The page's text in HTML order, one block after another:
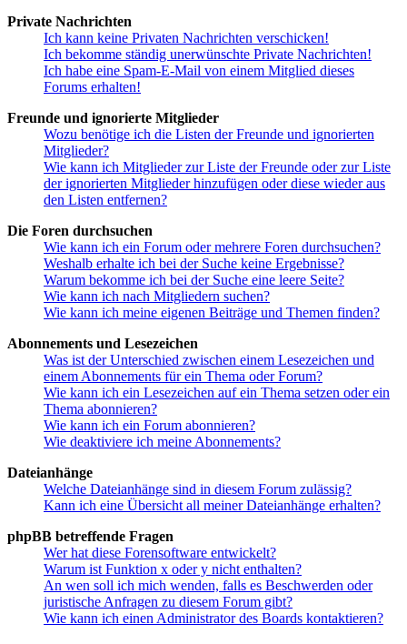
Private Nachrichten
Ich kann keine Privaten Nachrichten verschicken!
Ich bekomme ständig unerwünschte Private Nachrichten!
Ich habe eine Spam-E-Mail von einem Mitglied dieses
Forums erhalten!
Freunde und ignorierte Mitglieder
Wozu benötige ich die Listen der Freunde und ignorierten
Mitglieder?
Wie kann ich Mitglieder zur Liste der Freunde oder zur Liste
der ignorierten Mitglieder hinzufügen oder diese wieder aus
den Listen entfernen?
Die Foren durchsuchen
Wie kann ich ein Forum oder mehrere Foren durchsuchen?
Weshalb erhalte ich bei der Suche keine Ergebnisse?
Warum bekomme ich bei der Suche eine leere Seite?
Wie kann ich nach Mitgliedern suchen?
Wie kann ich meine eigenen Beiträge und Themen finden?
Abonnements und Lesezeichen
Was ist der Unterschied zwischen einem Lesezeichen und
einem Abonnements für ein Thema oder Forum?
Wie kann ich ein Lesezeichen auf ein Thema setzen oder ein
Thema abonnieren?
Wie kann ich ein Forum abonnieren?
Wie deaktiviere ich meine Abonnements?
Dateianhänge
Welche Dateianhänge sind in diesem Forum zulässig?
Kann ich eine Übersicht all meiner Dateianhänge erhalten?
phpBB betreffende Fragen
Wer hat diese Forensoftware entwickelt?
Warum ist Funktion x oder y nicht enthalten?
An wen soll ich mich wenden, falls es Beschwerden oder
juristische Anfragen zu diesem Forum gibt?
Wie kann ich einen Administrator des Boards kontaktieren?